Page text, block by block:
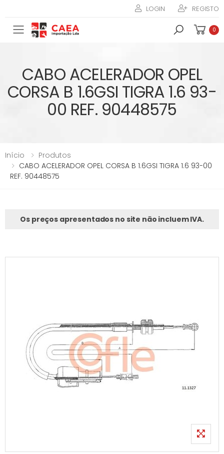
LOGIN REGISTO
Toggle mobile menu 0
CABO ACELERADOR OPEL
CORSA B 1.6GSI TIGRA 1.6 93-
00 REF. 90448575
Início
Produtos
CABO ACELERADOR OPEL CORSA B 1.6GSI TIGRA 1.6 93-00
REF. 90448575
Os preços apresentados no site não incluem IVA.